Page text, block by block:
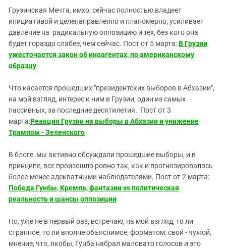
Грузинская Мечта, имхо, сейчас полностью владеет
инициативой и целенаправленно и планомерно, усиливает
давление на радикальную оппозицию и тех, без кого она
будет гораздо слабее, чем сейчас. Пост от 5 марта:В Грузии
ужесточается закон об иноагентах, по американскому
образцу
Что касается прошедших "президентских выборов в Абхазии",
на мой взгляд, интерес к ним в Грузии, один из самых
пассивных, за последние десятилетия. Пост от 3
марта:Реакция Грузии на выборы в Абхазии и унижение
Трампом - Зеленского
В блоге мы активно обсуждали прошедшие выборы, и в
принципе, все произошло ровно так, как и прогнозировалось
более-менее адекватными наблюдателями. Пост от 2 марта:
Победа Гунбы, Кремль, фантазии vs политическая
реальность и шансы оппозиции
Но, уже не в первый раз, встречаю, на мой взгляд, то ли
странное, то ли вполне объяснимое, форматом: свой - чужой,
мнение, что, якобы, Гунба набрал маловато голосов и это